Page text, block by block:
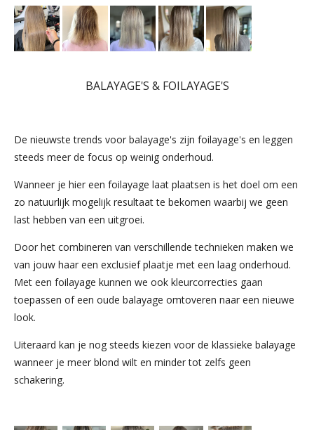
BALAYAGE'S & FOILAYAGE'S
De nieuwste trends voor balayage's zijn foilayage's en leggen
steeds meer de focus op weinig onderhoud.
Wanneer je hier een foilayage laat plaatsen is het doel om een
zo natuurlijk mogelijk resultaat te bekomen waarbij we geen
last hebben van een uitgroei.
Door het combineren van verschillende technieken maken we
van jouw haar een exclusief plaatje met een laag onderhoud.
Met een foilayage kunnen we ook kleurcorrecties gaan
toepassen of een oude balayage omtoveren naar een nieuwe
look.
Uiteraard kan je nog steeds kiezen voor de klassieke balayage
wanneer je meer blond wilt en minder tot zelfs geen
schakering.